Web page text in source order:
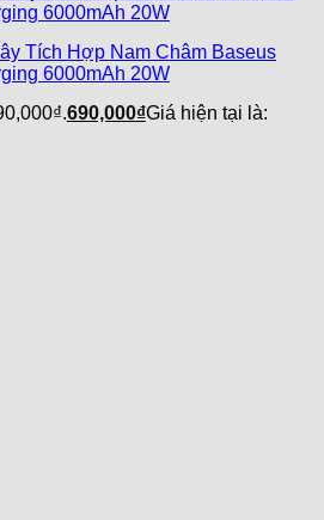
Tích Hợp Nam Châm Baseus
6000mAh 20W
690,000₫Giá hiện tại là: